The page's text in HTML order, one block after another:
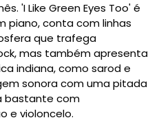
'I Like Green Eyes Too' é
piano, conta com linhas
que trafega
mas também apresenta
indiana, como sarod e
sonora com uma pitada
bastante com
e violoncelo.